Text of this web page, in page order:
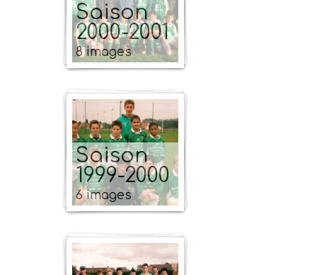
Saison
2000-2001
8 images
Saison
1999-2000
6 images